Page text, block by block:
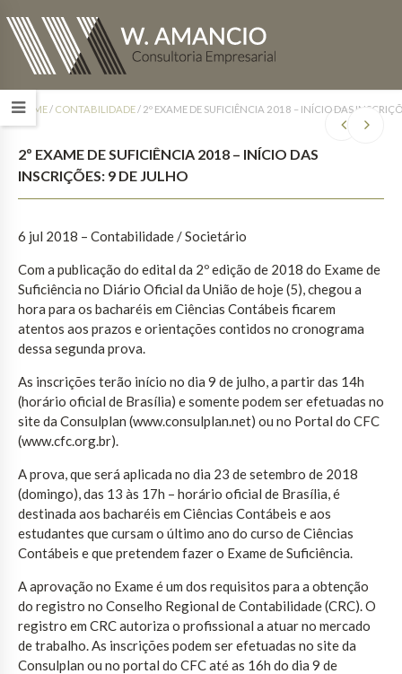
HOME/ CONTABILIDADE/ 2º EXAME DE SUFICIÊNCIA 2018 – INÍCIO DAS
2º EXAME DE SUFICIÊNCIA 2018 – INÍCIO DAS
INSCRIÇÕES: 9 DE JULHO
6 jul 2018 – Contabilidade / Societário
Com a publicação do edital da 2º edição de 2018 do Exame de
Suficiência no Diário Oficial da União de hoje (5), chegou a
hora para os bacharéis em Ciências Contábeis ficarem
atentos aos prazos e orientações contidos no cronograma
dessa segunda prova.
As inscrições terão início no dia 9 de julho, a partir das 14h
(horário oficial de Brasília) e somente podem ser efetuadas no
site da Consulplan (www.consulplan.net) ou no Portal do CFC
(www.cfc.org.br).
A prova, que será aplicada no dia 23 de setembro de 2018
(domingo), das 13 às 17h – horário oficial de Brasília, é
destinada aos bacharéis em Ciências Contábeis e aos
estudantes que cursam o último ano do curso de Ciências
Contábeis e que pretendem fazer o Exame de Suficiência.
A aprovação no Exame é um dos requisitos para a obtenção
do registro no Conselho Regional de Contabilidade (CRC). O
registro em CRC autoriza o profissional a atuar no mercado
de trabalho. As inscrições podem ser efetuadas no site da
Consulplan ou no portal do CFC até as 16h do dia 9 de